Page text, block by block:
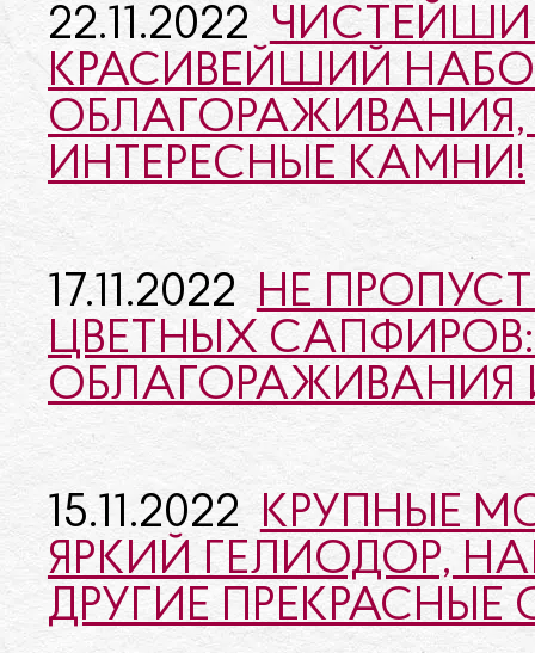
22.11.2022
КРАСИВЕЙШИЙ
ИНТЕРЕСНЫЕ КАМНИ!
17.11.2022 НЕ
ЦВЕТНЫХ САПФИРОВ:
ОБЛАГОРАЖИВАНИЯ
15.11.2022 КРУПНЫЕ
ЯРКИЙ ГЕЛИОДОР,
ДРУГИЕ